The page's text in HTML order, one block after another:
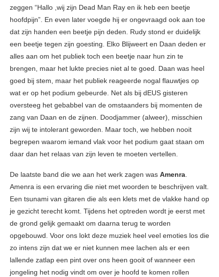
zeggen “Hallo ,wij zijn Dead Man Ray en ik heb een beetje
hoofdpijn”. En even later voegde hij er ongevraagd ook aan toe
dat zijn handen een beetje pijn deden. Rudy stond er duidelijk
een beetje tegen zijn goesting. Elko Blijweert en Daan deden er
alles aan om het publiek toch een beetje naar hun zin te
brengen, maar het lukte precies niet al te goed. Daan was heel
goed bij stem, maar het publiek reageerde nogal flauwtjes op
wat er op het podium gebeurde. Net als bij dEUS gisteren
oversteeg het gebabbel van de omstaanders bij momenten de
zang van Daan en de zijnen. Doodjammer (alweer), misschien
zijn wij te intolerant geworden. Maar toch, we hebben nooit
begrepen waarom iemand vlak voor het podium gaat staan om
daar dan het relaas van zijn leven te moeten vertellen.
De laatste band die we aan het werk zagen was Amenra
Amenra is een ervaring die niet met woorden te beschrijven valt.
Een tsunami van gitaren die als een klets met de vlakke hand op
je gezicht terecht komt. Tijdens het optreden wordt je eerst met
de grond gelijk gemaakt om daarna terug te worden
opgebouwd. Voor ons lokt deze muziek heel veel emoties los die
zo intens zijn dat we er niet kunnen mee lachen als er een
lallende zatlap een pint over ons heen gooit of wanneer een
jongeling het nodig vindt om over je hoofd te komen rollen